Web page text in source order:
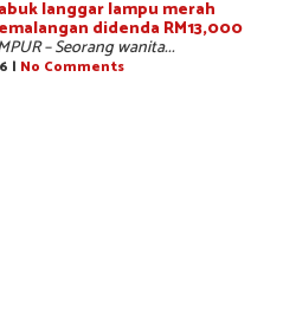
langgar lampu merah
didenda RM13,000
– Seorang wanita...
| No Comments